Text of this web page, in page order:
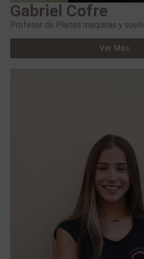
Gabriel Cofre
Profesor de Pilates maquinas y suelo
Ver Más